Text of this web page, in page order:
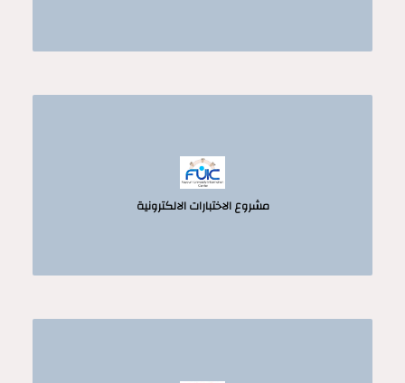
مشروع الاختبارات الالكترونية